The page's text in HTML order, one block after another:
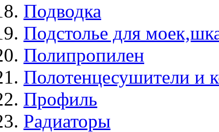
Подводка
Подстолье для
Полипропилен
Полотенцесушители и
Профиль
Радиаторы